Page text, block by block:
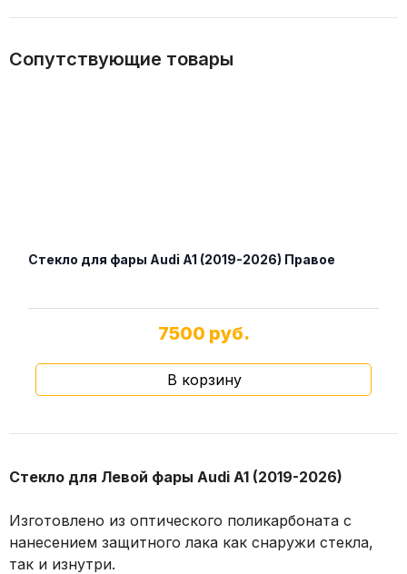
Сопутствующие товары
Стекло для фары Audi A1 (2019-2026) Правое
7500 руб.
В корзину
Стекло для Левой фары Audi A1 (2019-2026)
Изготовлено из оптического поликарбоната с
нанесением защитного лака как снаружи стекла,
так и изнутри.